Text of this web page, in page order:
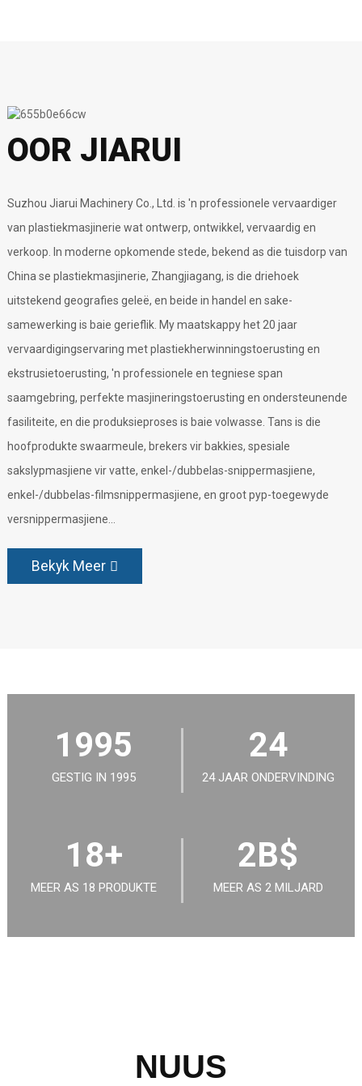
OOR JIARUI
Suzhou Jiarui Machinery Co., Ltd. is 'n professionele vervaardiger
van plastiekmasjinerie wat ontwerp, ontwikkel, vervaardig en
verkoop. In moderne opkomende stede, bekend as die tuisdorp van
China se plastiekmasjinerie, Zhangjiagang, is die driehoek
uitstekend geografies geleë, en beide in handel en sake-
samewerking is baie gerieflik. My maatskappy het 20 jaar
vervaardigingservaring met plastiekherwinningstoerusting en
ekstrusietoerusting, 'n professionele en tegniese span
saamgebring, perfekte masjineringstoerusting en ondersteunende
fasiliteite, en die produksieproses is baie volwasse. Tans is die
hoofprodukte swaarmeule, brekers vir bakkies, spesiale
sakslypmasjiene vir vatte, enkel-/dubbelas-snippermasjiene,
enkel-/dubbelas-filmsnippermasjiene, en groot pyp-toegewyde
versnippermasjiene...
Bekyk Meer
1995
GESTIG IN 1995
24
24 JAAR ONDERVINDING
18+
MEER AS 18 PRODUKTE
2B$
MEER AS 2 MILJARD
NUUS